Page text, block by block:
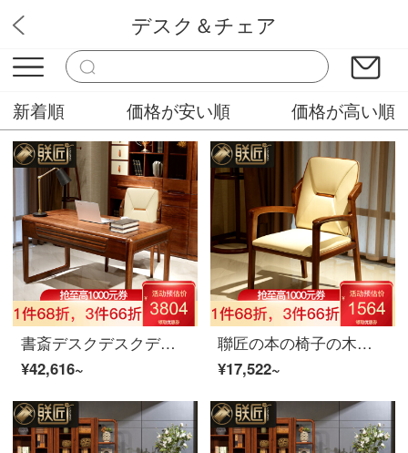
連想家具
デスク＆チェア
新着順 価格が安い順 価格が高い順
書斎デスクデスクデスクパソコンデスク
¥42,616~
聯匠の本の椅子の木の皮の芸の椅子の胡桃の木の実の木の食事の椅子の書斎のコンピュータの椅子のレストランの椅子の客間のレジャーの椅子の皮の芸の実の木の椅子*1
¥17,522~